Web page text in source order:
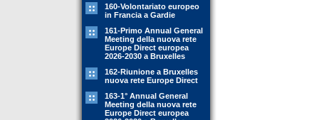
160-Volontariato europeo
in Francia a Gardie
161-Primo Annual General
Meeting della nuova rete
Europe Direct europea
2026-2030 a Bruxelles
162-Riunione a Bruxelles
nuova rete Europe Direct
163-1° Annual General
Meeting della nuova rete
Europe Direct europea